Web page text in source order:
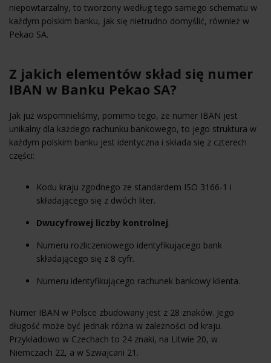
niepowtarzalny, to tworzony według tego samego schematu w
każdym polskim banku, jak się nietrudno domyślić, również w
Pekao SA.
Z jakich elementów skład się numer
IBAN w Banku Pekao SA?
Jak już wspomnieliśmy, pomimo tego, że numer IBAN jest
unikalny dla każdego rachunku bankowego, to jego struktura w
każdym polskim banku jest identyczna i składa się z czterech
części:
Kodu kraju zgodnego ze standardem ISO 3166-1 i
składającego się z dwóch liter.
Dwucyfrowej liczby kontrolnej.
Numeru rozliczeniowego identyfikującego bank
składającego się z 8 cyfr.
Numeru identyfikującego rachunek bankowy klienta.
Numer IBAN w Polsce zbudowany jest z 28 znaków. Jego
długość może być jednak różna w zależności od kraju.
Przykładowo w Czechach to 24 znaki, na Litwie 20, w
Niemczach 22, a w Szwajcarii 21.